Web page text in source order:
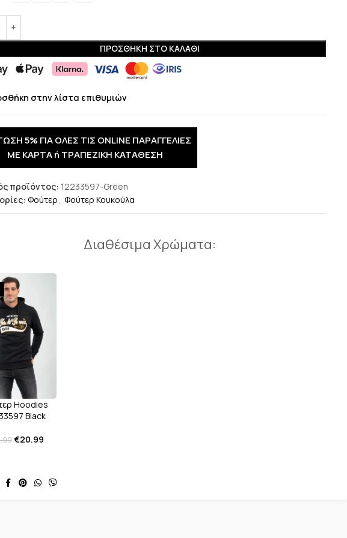
ΠΡΟΣΘΉΚΗ ΣΤΟ ΚΑΛΆΘΙ
στην λίστα επιθυμιών
5% ΓΙΑ ΟΛΕΣ ΤΙΣ ONLINE ΠΑΡΑΓΓΕΛΙΕΣ
ΜΕ ΚΑΡΤΑ ή ΤΡΑΠΕΖΙΚΗ ΚΑΤΑΘΕΣΗ
προϊόντος: 12233597-Green
Φούτερ , Φούτερ Κουκούλα
Διαθέσιμα Χρώματα:
Hoodies
Black
€20.99